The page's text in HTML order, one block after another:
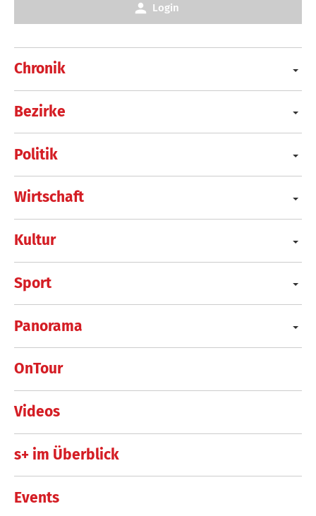
Chronik
Bezirke
Politik
Wirtschaft
Kultur
Sport
Panorama
OnTour
Videos
s+ im Überblick
Events
Login